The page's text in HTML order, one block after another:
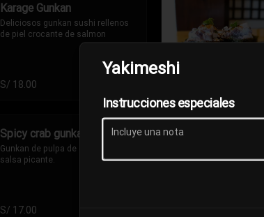
Karage Gunkan
Deliciosos gunkan sushi rellenos
de piel crocante de salmon
S/ 18.00
Spicy crab gunkan
Gunkan de pulpa de cangrejo en
salsa picante.
S/ 17.00
Yakimeshi
Instrucciones especiales